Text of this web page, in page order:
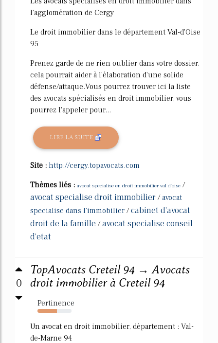
l'agglomération de Cergy
Le droit immobilier dans le département Val-d'Oise
95
Prenez garde de ne rien oublier dans votre dossier,
cela pourrait aider à l'élaboration d'une solide
défense/attaque.Vous pourrez trouver ici la liste
des avocats spécialisés en droit immobilier, vous
pourrez l'appeler pour...
LIRE LA SUITE
Site : http://cergy.topavocats.com
Thèmes liés : avocat specialise en droit immobilier val d'oise /
avocat specialise droit immobilier /avocat
specialise dans l'immobilier /cabinet d'avocat
droit de la famille /avocat specialise conseil
d'etat
0
TopAvocats Creteil 94 → Avocats
droit immobilier à Creteil 94
Pertinence
57%
Un avocat en droit immobilier, département : Val-
de-Marne 94